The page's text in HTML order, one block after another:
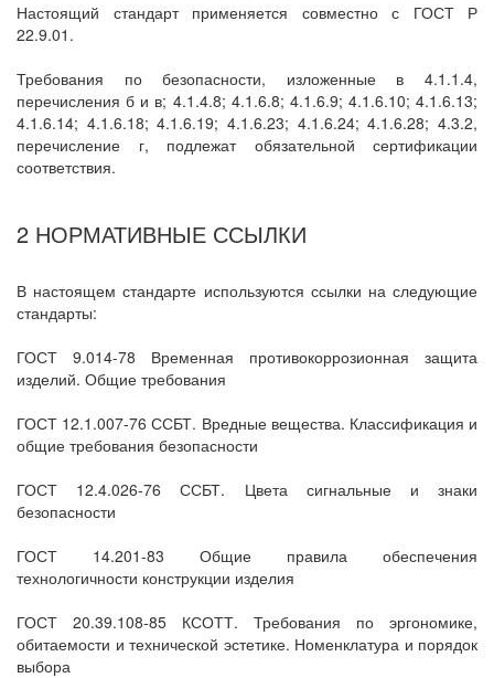
Настоящий стандарт применяется совместно с ГОСТ Р
22.9.01.
Требования по безопасности, изложенные в 4.1.1.4,
перечисления б и в; 4.1.4.8; 4.1.6.8; 4.1.6.9; 4.1.6.10; 4.1.6.13;
4.1.6.14; 4.1.6.18; 4.1.6.19; 4.1.6.23; 4.1.6.24; 4.1.6.28; 4.3.2,
перечисление г, подлежат обязательной сертификации
соответствия.
2 НОРМАТИВНЫЕ ССЫЛКИ
В настоящем стандарте используются ссылки на следующие
стандарты:
ГОСТ 9.014-78 Временная противокоррозионная защита
изделий. Общие требования
ГОСТ 12.1.007-76 ССБТ. Вредные вещества. Классификация и
общие требования безопасности
ГОСТ 12.4.026-76 ССБТ. Цвета сигнальные и знаки
безопасности
ГОСТ 14.201-83 Общие правила обеспечения
технологичности конструкции изделия
ГОСТ 20.39.108-85 КСОТТ. Требования по эргономике,
обитаемости и технической эстетике. Номенклатура и порядок
выбора